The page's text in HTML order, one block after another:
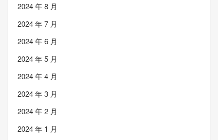
2024 年 8 月
2024 年 7 月
2024 年 6 月
2024 年 5 月
2024 年 4 月
2024 年 3 月
2024 年 2 月
2024 年 1 月